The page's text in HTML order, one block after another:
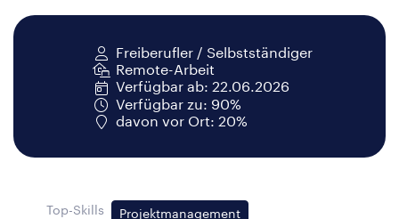
Freiberufler / Selbstständiger
Remote-Arbeit
Verfügbar ab: 22.06.2026
Verfügbar zu: 90%
davon vor Ort: 20%
Top-Skills Projektmanagement